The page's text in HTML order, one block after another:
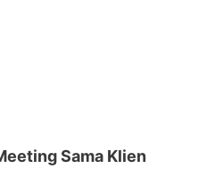
Sama Klien